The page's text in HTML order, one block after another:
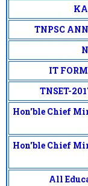
TNPSC
IT
TNSET-
Hon'ble Chief
Hon'ble Chief
All